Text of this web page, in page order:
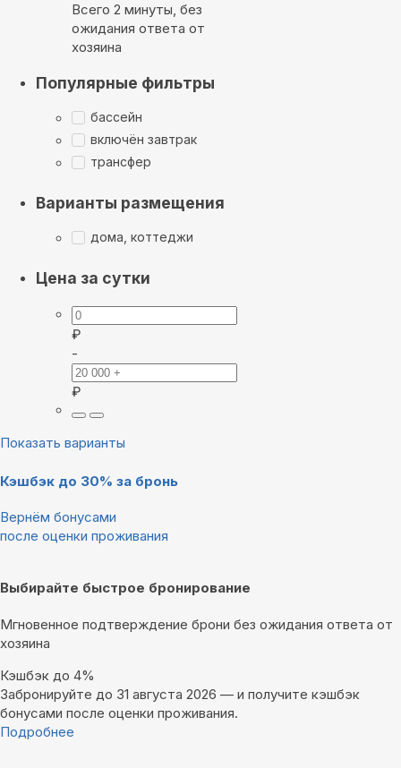
Всего 2 минуты, без
ожидания ответа от
хозяина
Популярные фильтры
бассейн
включён завтрак
трансфер
Варианты размещения
дома, коттеджи
Цена за сутки
₽
-
₽
Показать варианты
Кэшбэк до 30% за бронь
Вернём бонусами
после оценки проживания
Выбирайте быстрое бронирование
Мгновенное подтверждение брони без ожидания ответа от
хозяина
Кэшбэк до 4%
Забронируйте до 31 августа 2026 — и получите кэшбэк
бонусами после оценки проживания.
Подробнее